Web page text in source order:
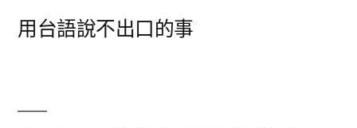
用台語說不出口的事